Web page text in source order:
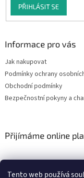
Tento web používá
PŘIHLÁSIT SE
Informace pro vás
Jak nakupovat
Podmínky ochrany
Obchodní podmínky
Bezpečnostní pokyny a
Přijímáme online